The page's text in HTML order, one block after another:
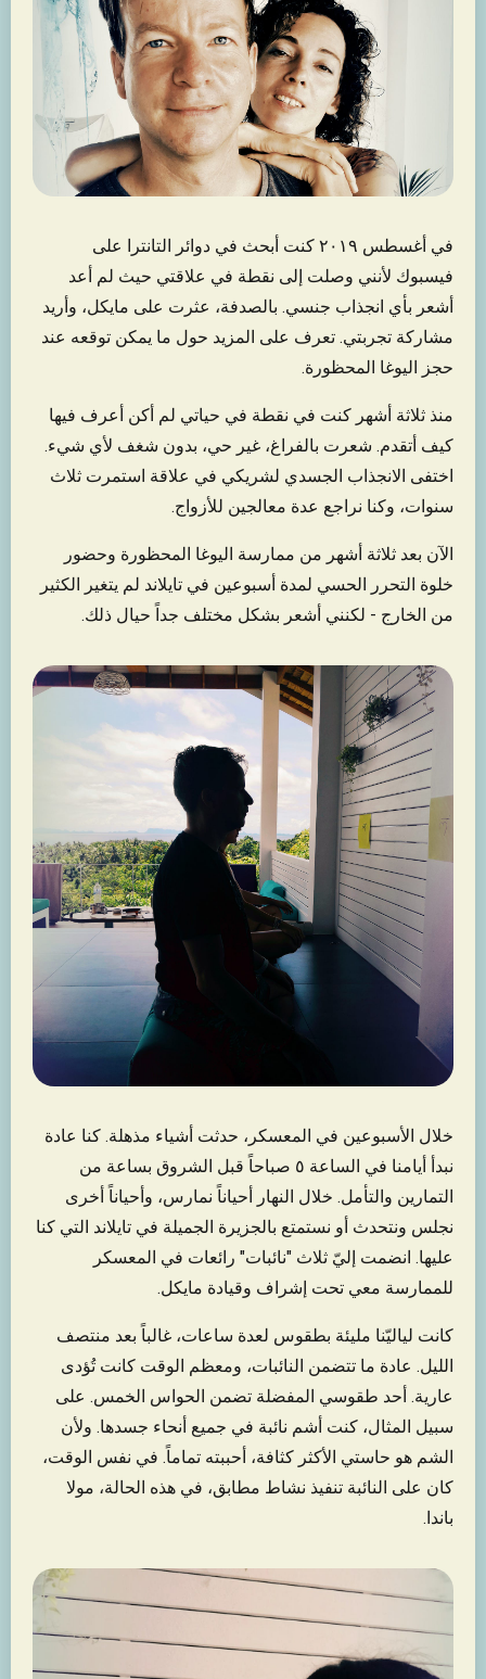
في أغسطس ٢٠١٩ كنت أبحث في دوائر التانترا على
فيسبوك لأنني وصلت إلى نقطة في علاقتي حيث لم أعد
أشعر بأي انجذاب جنسي. بالصدفة، عثرت على مايكل، وأريد
مشاركة تجربتي. تعرف على المزيد حول ما يمكن توقعه عند
حجز اليوغا المحظورة.
منذ ثلاثة أشهر كنت في نقطة في حياتي لم أكن أعرف فيها
كيف أتقدم. شعرت بالفراغ، غير حي، بدون شغف لأي شيء.
اختفى الانجذاب الجسدي لشريكي في علاقة استمرت ثلاث
سنوات، وكنا نراجع عدة معالجين للأزواج.
الآن بعد ثلاثة أشهر من ممارسة اليوغا المحظورة وحضور
خلوة التحرر الحسي لمدة أسبوعين في تايلاند لم يتغير الكثير
من الخارج - لكنني أشعر بشكل مختلف جداً حيال ذلك.
خلال الأسبوعين في المعسكر، حدثت أشياء مذهلة. كنا عادة
نبدأ أيامنا في الساعة ٥ صباحاً قبل الشروق بساعة من
التمارين والتأمل. خلال النهار أحياناً نمارس، وأحياناً أخرى
نجلس ونتحدث أو نستمتع بالجزيرة الجميلة في تايلاند التي كنا
عليها. انضمت إليّ ثلاث "نائبات" رائعات في المعسكر
للممارسة معي تحت إشراف وقيادة مايكل.
كانت لياليّنا مليئة بطقوس لعدة ساعات، غالباً بعد منتصف
الليل. عادة ما تتضمن النائبات، ومعظم الوقت كانت تُؤدى
عارية. أحد طقوسي المفضلة تضمن الحواس الخمس. على
سبيل المثال، كنت أشم نائبة في جميع أنحاء جسدها. ولأن
الشم هو حاستي الأكثر كثافة، أحببته تماماً. في نفس الوقت،
كان على النائبة تنفيذ نشاط مطابق، في هذه الحالة، مولا
باندا.